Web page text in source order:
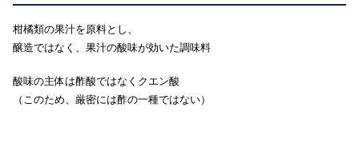
柑橘類の果汁を原料とし、
醸造ではなく、果汁の酸味が効いた調味料
酸味の主体は酢酸ではなくクエン酸
（このため、厳密には酢の一種ではない）